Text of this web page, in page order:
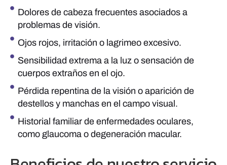
Dolores de cabeza frecuentes asociados a
problemas de visión.
Ojos rojos, irritación o lagrimeo excesivo.
Sensibilidad extrema a la luz o sensación de
cuerpos extraños en el ojo.
Pérdida repentina de la visión o aparición de
destellos y manchas en el campo visual.
Historial familiar de enfermedades oculares,
como glaucoma o degeneración macular.